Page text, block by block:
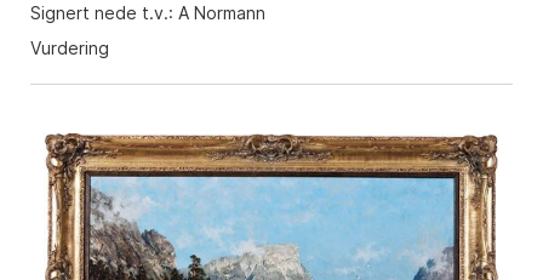
Signert nede t.v.: A Normann
Vurdering